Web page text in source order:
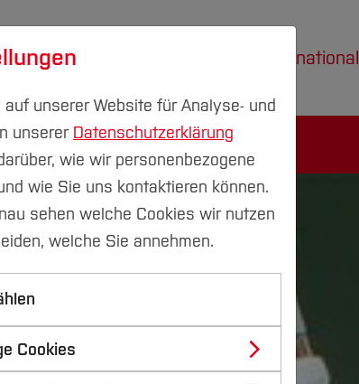
& Transfer International
unserer Website für Analyse- und
unserer Datenschutzerklärung
wie wir personenbezogene
wie Sie uns kontaktieren können.
sehen welche Cookies wir nutzen
welche Sie annehmen.
Cookies